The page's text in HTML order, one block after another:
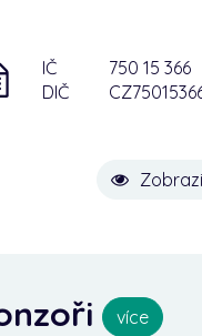
IČ
750 15 366
DIČ
více